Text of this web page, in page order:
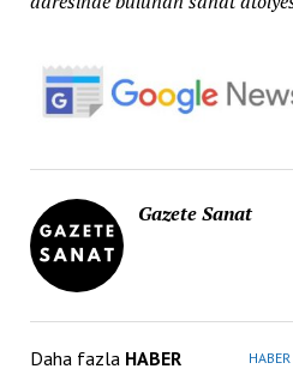
Gazete Sanat
Daha fazla HABER